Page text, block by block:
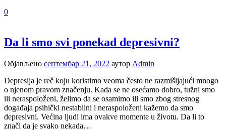
0
Da li smo svi ponekad depresivni?
Објављено септембар 21, 2022 аутор Admin
Depresija je reč koju koristimo veoma često ne razmišljajući mnogo
o njenom pravom značenju. Kada se ne osećamo dobro, tužni smo
ili neraspoloženi, želimo da se osamimo ili smo zbog stresnog
događaja psihički nestabilni i neraspoloženi kažemo da smo
depresivni. Većina ljudi ima ovakve momente u životu. Da li to
znači da je svako nekada…